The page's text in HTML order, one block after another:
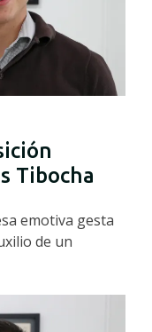
Tibocha
emotiva gesta
de un